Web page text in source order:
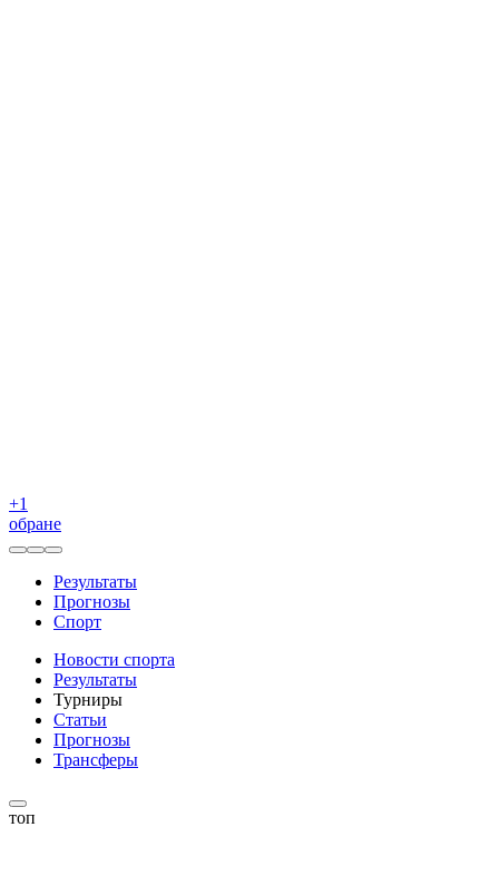
+1
обране
Результаты
Прогнозы
Спорт
Новости спорта
Результаты
Турниры
Статьи
Прогнозы
Трансферы
топ